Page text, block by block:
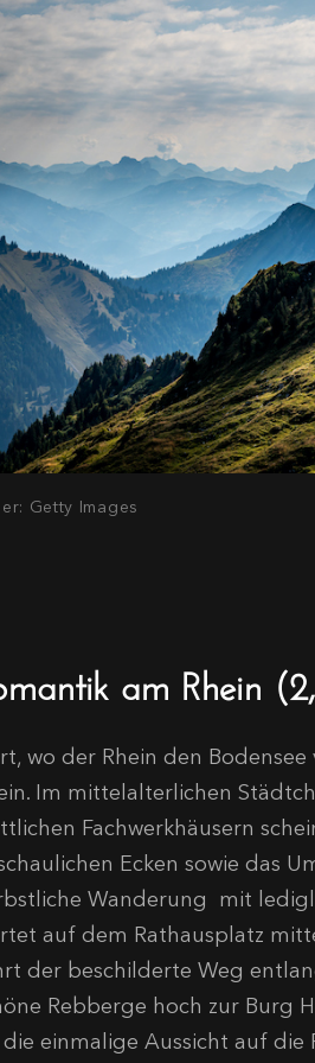
Getty Images
am Rhein
wo der Rhein den
Im mittelalterlichen
Fachwerkhäusern
Ecken sowie das
Wanderung mit
auf dem Rathausplatz
der beschilderte Weg
Rebberge hoch zur Burg
einmalige Aussicht auf die